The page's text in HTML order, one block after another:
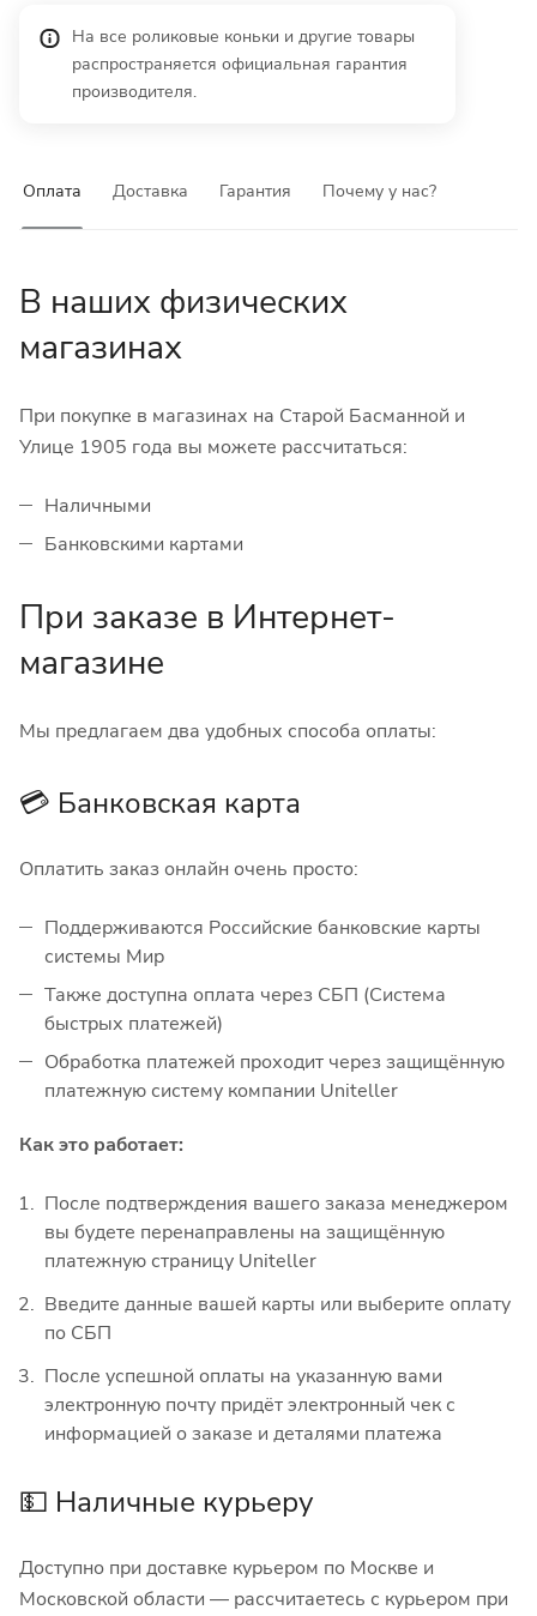
На все роликовые коньки и другие товары
распространяется официальная гарантия
производителя.
Оплата Доставка Гарантия Почему у нас?
В наших физических
магазинах
При покупке в магазинах на Старой Басманной и
Улице 1905 года вы можете рассчитаться:
Наличными
Банковскими картами
При заказе в Интернет-
магазине
Мы предлагаем два удобных способа оплаты:
💳 Банковская карта
Оплатить заказ онлайн очень просто:
Поддерживаются Российские банковские карты
системы Мир
Также доступна оплата через СБП (Система
быстрых платежей)
Обработка платежей проходит через защищённую
платежную систему компании Uniteller
Как это работает:
После подтверждения вашего заказа менеджером
вы будете перенаправлены на защищённую
платежную страницу Uniteller
Введите данные вашей карты или выберите оплату
по СБП
После успешной оплаты на указанную вами
электронную почту придёт электронный чек с
информацией о заказе и деталями платежа
💵 Наличные курьеру
Доступно при доставке курьером по Москве и
Московской области — рассчитаетесь с курьером при